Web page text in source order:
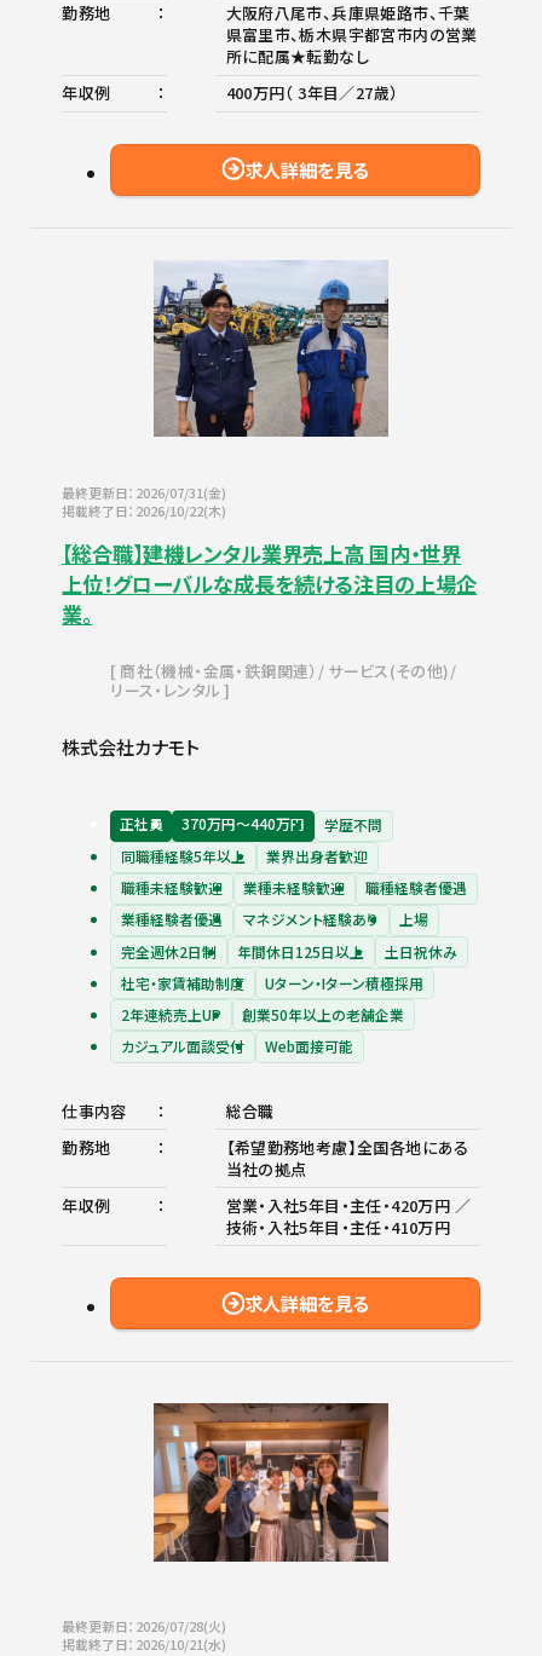
勤務地
大阪府八尾市、兵庫県姫路市、千葉
県富里市、栃木県宇都宮市内の営業
所に配属★転勤なし
年収例
400万円（ 3年目／27歳）
求人詳細を見る
最終更新日：2026/07/31(金)
掲載終了日：2026/10/22(木)
【総合職】建機レンタル業界売上高 国内・世界
上位！グローバルな成長を続ける注目の上場企
業。
商社（機械・金属・鉄鋼関連）
サービス(その他)
リース・レンタル
株式会社カナモト
正社員 370万円〜440万円
学歴不問
同職種経験5年以上
業界出身者歓迎
職種未経験歓迎
業種未経験歓迎
職種経験者優遇
業種経験者優遇
マネジメント経験あり
上場
完全週休2日制
年間休日125日以上
土日祝休み
社宅・家賃補助制度
Uターン・Iターン積極採用
2年連続売上UP
創業50年以上の老舗企業
カジュアル面談受付
Web面接可能
仕事内容
総合職
勤務地
【希望勤務地考慮】全国各地にある
当社の拠点
年収例
営業・入社5年目・主任・420万円 ／
技術・入社5年目・主任・410万円
求人詳細を見る
最終更新日：2026/07/28(火)
掲載終了日：2026/10/21(水)